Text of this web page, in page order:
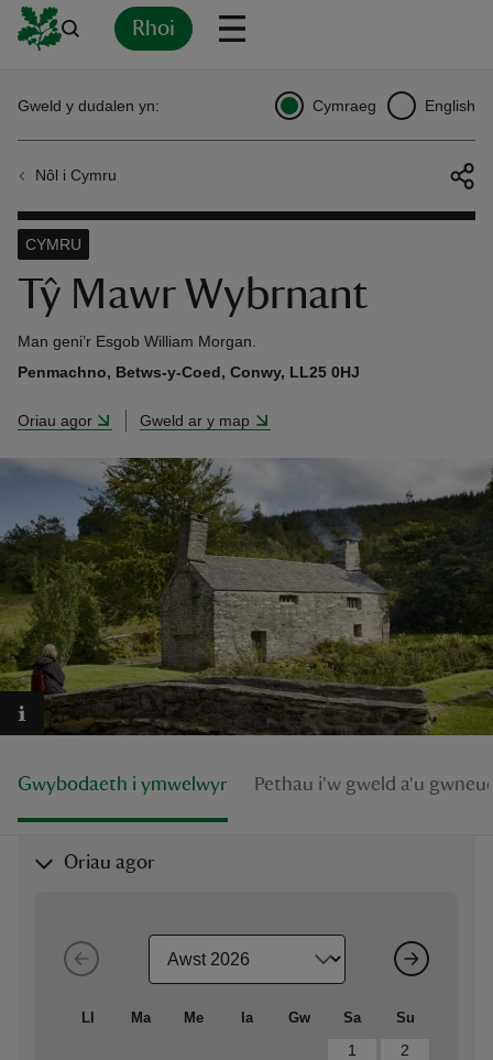
Rhoi
do
Nôl i Cymru
Gweld y dudalen yn: Cymraeg English
Tŷ Mawr Wybrnant
CYMRU
Man geni’r Esgob William Morgan.
Penmachno, Betws-y-Coed, Conwy, LL25 0HJ
Oriau agor Gweld ar y map
Gwybodaeth i ymwelwyr Pethau i'w gweld a'u
Oriau agor
Ll Ma Me Ia Gw Sa Su
1
2